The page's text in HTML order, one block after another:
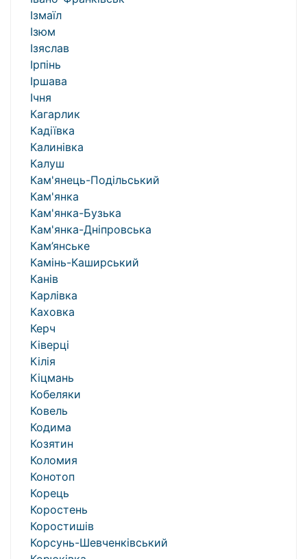
Ізмаїл
Ізюм
Ізяслав
Ірпінь
Іршава
Ічня
Кагарлик
Кадіївка
Калинівка
Калуш
Кам'янець-Подільський
Кам'янка
Кам'янка-Бузька
Кам'янка-Дніпровська
Кам’янське
Камінь-Каширський
Канів
Карлівка
Каховка
Керч
Ківерці
Кілія
Кіцмань
Кобеляки
Ковель
Кодима
Козятин
Коломия
Конотоп
Корець
Коростень
Коростишів
Корсунь-Шевченківський